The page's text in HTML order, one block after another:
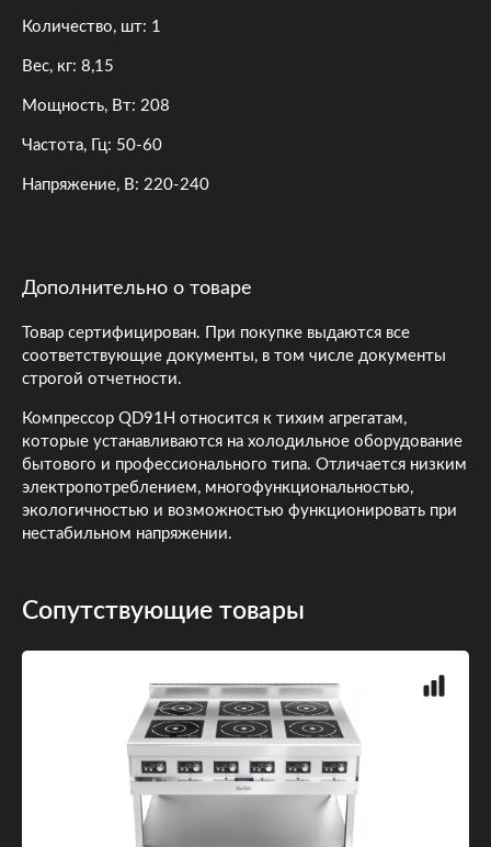
Количество, шт: 1
Вес, кг: 8,15
Мощность, Вт: 208
Частота, Гц: 50-60
Напряжение, В: 220-240
Дополнительно о товаре
Товар сертифицирован. При покупке выдаются все
соответствующие документы, в том числе документы
строгой отчетности.
Компрессор QD91H относится к тихим агрегатам,
которые устанавливаются на холодильное оборудование
бытового и профессионального типа. Отличается низким
электропотреблением, многофункциональностью,
экологичностью и возможностью функционировать при
нестабильном напряжении.
Сопутствующие товары